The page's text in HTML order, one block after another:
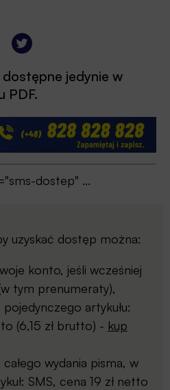
jedynie w
PDF.
dostep" ...
uzyskać dostęp można:
konto, jeśli wcześniej
tym prenumeraty),
artykułu:
(6,15 zł brutto) - kup
wydania pisma, w
SMS, cena 19 zł netto